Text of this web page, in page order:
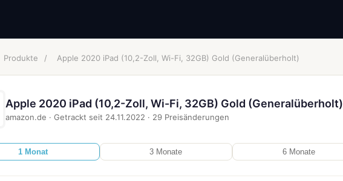
Produkte / Apple 2020 iPad (10,2-Zoll, Wi-Fi, 32GB) Gold (Generalüberholt)
Apple 2020 iPad (10,2-Zoll, Wi-Fi, 32GB) Gold (Generalüberholt)
amazon.de · Getrackt seit 24.11.2022 · 29 Preisänderungen
1 Monat 3 Monate 6 Monate